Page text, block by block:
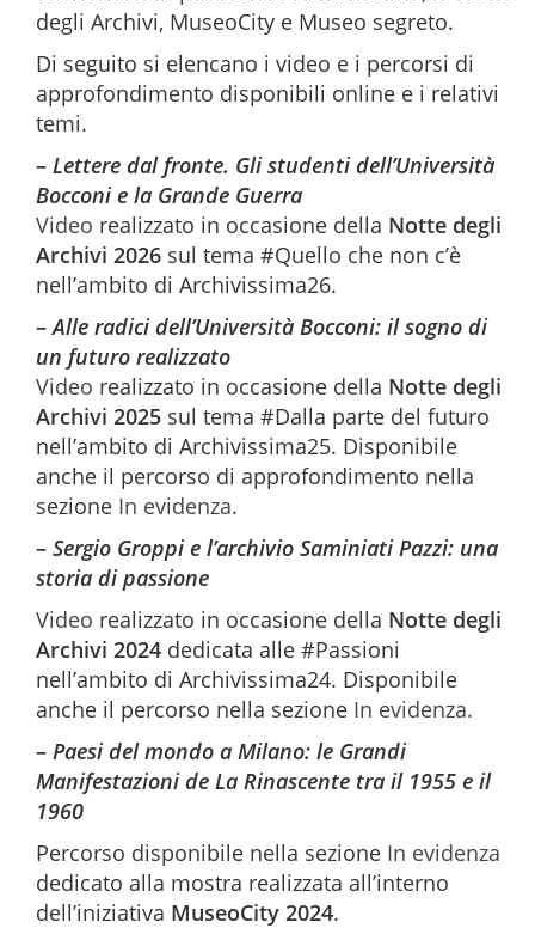
degli Archivi, MuseoCity e Museo segreto.
Di seguito si elencano i video e i percorsi di
approfondimento disponibili online e i relativi
temi.
– Lettere dal fronte. Gli studenti dell’Università
Bocconi e la Grande Guerra
Video realizzato in occasione della Notte degli
Archivi 2026 sul tema #Quello che non c’è
nell’ambito di Archivissima26.
–Alle radici dell’Università Bocconi: il sogno di
un futuro realizzato
Video realizzato in occasione della Notte degli
Archivi 2025 sul tema #Dalla parte del futuro
nell’ambito di Archivissima25. Disponibile
anche il percorso di approfondimento nella
sezione In evidenza.
– Sergio Groppi e l’archivio Saminiati Pazzi: una
storia di passione
Video realizzato in occasione della Notte degli
Archivi 2024 dedicata alle #Passioni
nell’ambito di Archivissima24. Disponibile
anche il percorso nella sezione In evidenza.
– Paesidel mondo a Milano: le Grandi
Manifestazioni de La Rinascente tra il 1955 e il
1960
Percorso disponibile nella sezione In evidenza
dedicato alla mostra realizzata all’interno
dell’iniziativa MuseoCity 2024.